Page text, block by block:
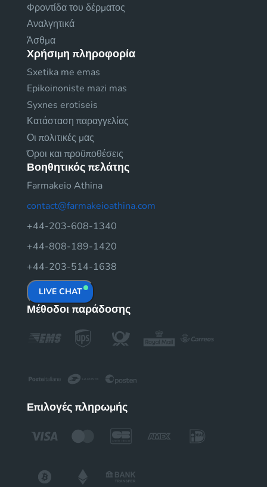
Φροντίδα του δέρματος
Αναλγητικά
Άσθμα
Χρήσιμη πληροφορία
Sxetika me emas
Epikoinoniste mazi mas
Syxnes erotiseis
Κατάσταση παραγγελίας
Οι πολιτικές μας
Όροι και προϋποθέσεις
Βοηθητικός πελάτης
Farmakeio Athina
contact@farmakeioathina.com
+44-203-608-1340
+44-808-189-1420
+44-203-514-1638
LIVE CHAT
Μέθοδοι παράδοσης
Επιλογές πληρωμής